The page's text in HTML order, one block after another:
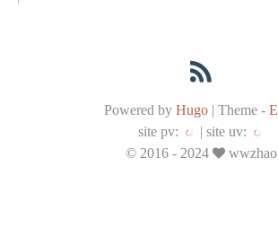
Powered by Hugo | Theme -
site pv:
| site uv:
© 2016 - 2024
wwzhao